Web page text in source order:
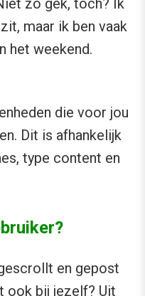
zo gek, toch? Ik
maar ik ben vaak
het weekend.
die voor jou
Dit is afhankelijk
type content en
en gepost
ook bij jezelf? Uit